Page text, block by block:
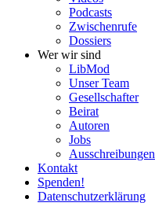
Podcasts
Zwischenrufe
Dossiers
Wer wir sind
LibMod
Unser Team
Gesell­schafter
Beirat
Autoren
Jobs
Ausschrei­bungen
Kontakt
Spenden!
Daten­schutz­er­klärung